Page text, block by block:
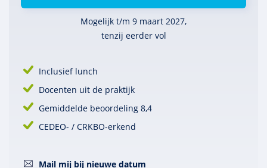
Mogelijk t/m 9 maart 2027,
tenzij eerder vol
Inclusief lunch
Docenten uit de praktijk
Gemiddelde beoordeling 8,4
CEDEO- / CRKBO-erkend
Mail mij bij nieuwe datum